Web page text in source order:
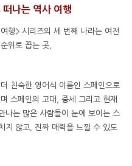
나는 역사 여행
행> 시리즈의 세 번째 나라는 여전
위로 꼽는 곳,
친숙한 영어식 이름인 스페인으로
스페인의 고대, 중세 그리고 현재
나는 많은 사람들이 눈에 보이는 스
지 않고, 진짜 매력을 느낄 수 있도